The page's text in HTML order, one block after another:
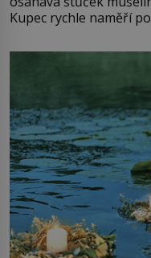
Kupec rychle naměří
milostpaní. Stačí
množství růžového